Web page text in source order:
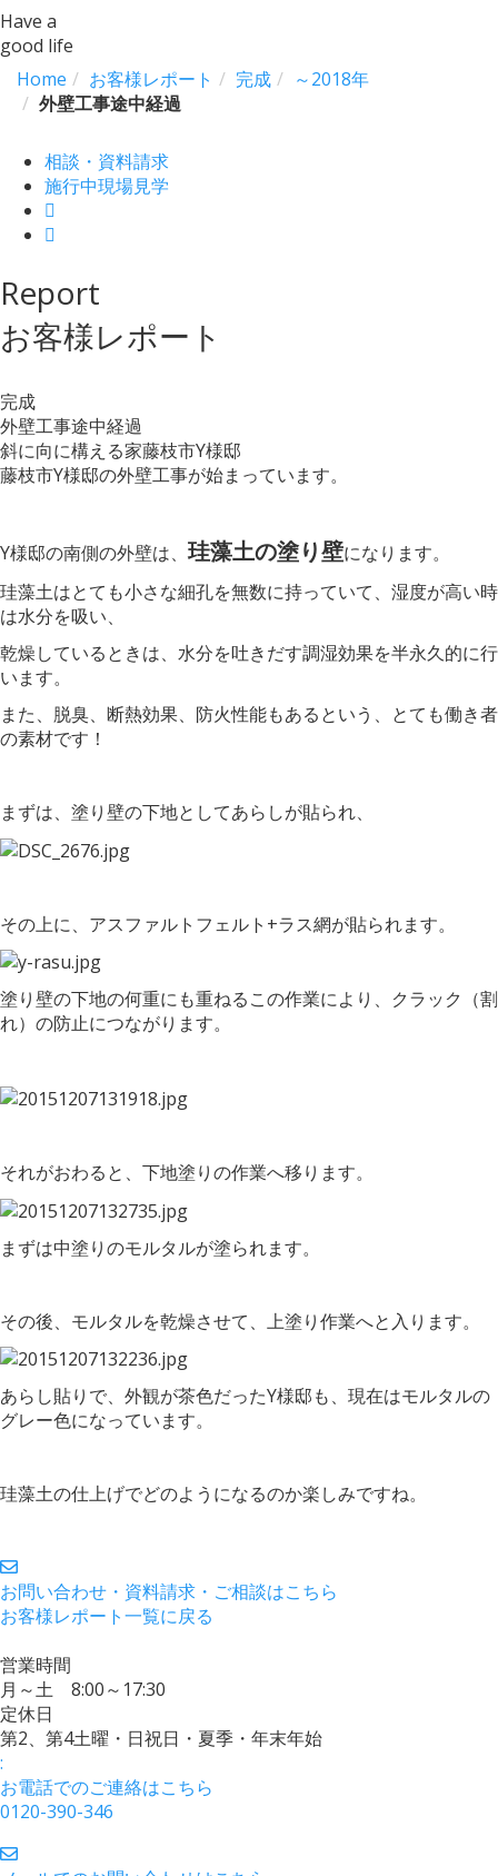
Have a
good life
Home
お客様レポート 完成
～2018年
外壁工事途中経過
相談・資料請求
施行中現場見学
Report
お客様レポート
完成
外壁工事途中経過
斜に向に構える家藤枝市Y様邸
藤枝市Y様邸の外壁工事が始まっています。
Y様邸の南側の外壁は、 珪藻土の塗り壁になります。
珪藻土はとても小さな細孔を無数に持っていて、湿度が高い時
は水分を吸い、
乾燥しているときは、水分を吐きだす調湿効果を半永久的に行
います。
また、脱臭、断熱効果、防火性能もあるという、とても働き者
の素材です！
まずは、塗り壁の下地としてあらしが貼られ、
その上に、アスファルトフェルト+ラス網が貼られます。
塗り壁の下地の何重にも重ねるこの作業により、クラック（割
れ）の防止につながります。
それがおわると、下地塗りの作業へ移ります。
まずは中塗りのモルタルが塗られます。
その後、モルタルを乾燥させて、上塗り作業へと入ります。
あらし貼りで、外観が茶色だったY様邸も、現在はモルタルの
グレー色になっています。
珪藻土の仕上げでどのようになるのか楽しみですね。
お問い合わせ・資料請求・ご相談はこちら
お客様レポート一覧に戻る
営業時間
月～土 8:00～17:30
定休日
第2、第4土曜・日祝日・夏季・年末年始
:
お電話でのご連絡はこちら
0120-390-346